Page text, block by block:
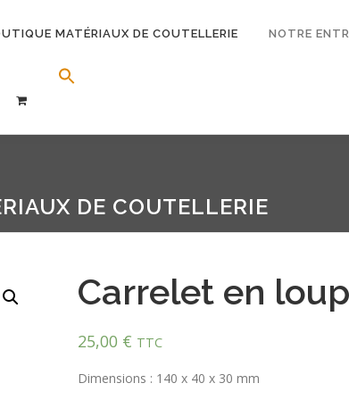
MATÉRIAUX DE COUTELLERIE NOTRE
DE COUTELLERIE
Carrelet en
25,00 € TTC
Dimensions : 140 x 40 x 30 mm